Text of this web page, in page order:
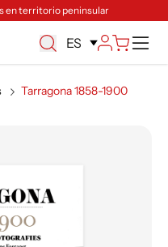
en territorio peninsular
ES
Tarragona 1858-1900